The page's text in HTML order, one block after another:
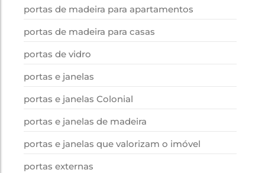
portas de madeira para apartamentos
portas de madeira para casas
portas de vidro
portas e janelas
portas e janelas Colonial
portas e janelas de madeira
portas e janelas que valorizam o imóvel
portas externas